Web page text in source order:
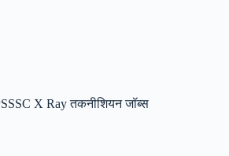
X Ray तकनीशियन जॉब्स